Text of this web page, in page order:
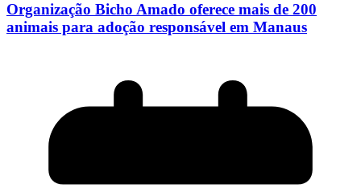
Organização Bicho Amado oferece mais de 200
animais para adoção responsável em Manaus